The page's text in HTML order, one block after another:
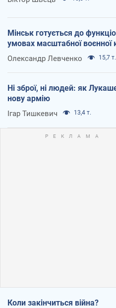
Мінськ готується до
умовах масштабної воєнної
Олександр Левченко 15,7 т.
Ні зброї, ні людей: як
нову армію
Ігар Тишкевич 13,4 т.
Коли закінчиться війна?